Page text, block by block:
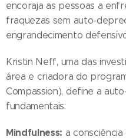
encoraja as pessoas a
fraquezas sem auto-
engrandecimento
Kristin Neff, uma das
área e criadora do
Compassion), define a
fundamentais:
Mindfulness: a